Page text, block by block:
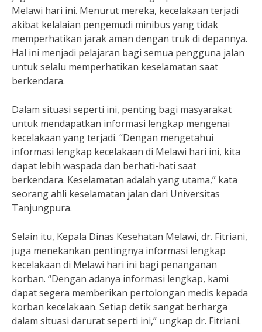
Melawi hari ini. Menurut mereka, kecelakaan terjadi
akibat kelalaian pengemudi minibus yang tidak
memperhatikan jarak aman dengan truk di depannya.
Hal ini menjadi pelajaran bagi semua pengguna jalan
untuk selalu memperhatikan keselamatan saat
berkendara.
Dalam situasi seperti ini, penting bagi masyarakat
untuk mendapatkan informasi lengkap mengenai
kecelakaan yang terjadi. “Dengan mengetahui
informasi lengkap kecelakaan di Melawi hari ini, kita
dapat lebih waspada dan berhati-hati saat
berkendara. Keselamatan adalah yang utama,” kata
seorang ahli keselamatan jalan dari Universitas
Tanjungpura.
Selain itu, Kepala Dinas Kesehatan Melawi, dr. Fitriani,
juga menekankan pentingnya informasi lengkap
kecelakaan di Melawi hari ini bagi penanganan
korban. “Dengan adanya informasi lengkap, kami
dapat segera memberikan pertolongan medis kepada
korban kecelakaan. Setiap detik sangat berharga
dalam situasi darurat seperti ini,” ungkap dr. Fitriani.